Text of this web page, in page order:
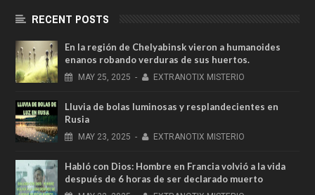
RECENT POSTS
En la región de Chelyabinsk vieron a humanoides
enanos robando verduras de sus huertos.
MAY 25, 2025 - EXTRANOTIX MISTERIO
Lluvia de bolas luminosas y resplandecientes en
Rusia
MAY 23, 2025 - EXTRANOTIX MISTERIO
Habló con Dios: Hombre en Francia volvió a la vida
después de 6 horas de ser declarado muerto